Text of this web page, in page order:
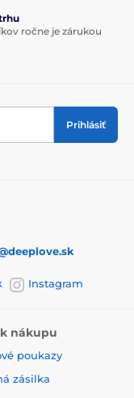
ročne je zárukou
Prihlásiť
Instagram
nákupu
poukazy
zásilka